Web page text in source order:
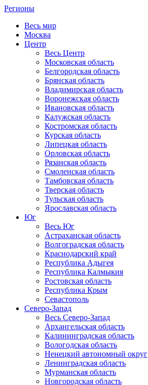
Регионы
Весь мир
Москва
Центр
Весь Центр
Московская область
Белгородская область
Брянская область
Владимирская область
Воронежская область
Ивановская область
Калужская область
Костромская область
Курская область
Липецкая область
Орловская область
Рязанская область
Смоленская область
Тамбовская область
Тверская область
Тульская область
Ярославская область
Юг
Весь Юг
Астраханская область
Волгоградская область
Краснодарский край
Республика Адыгея
Республика Калмыкия
Ростовская область
Республика Крым
Севастополь
Северо-Запад
Весь Северо-Запад
Архангельская область
Калининградская область
Вологодская область
Ненецкий автономный округ
Ленинградская область
Мурманская область
Новгородская область